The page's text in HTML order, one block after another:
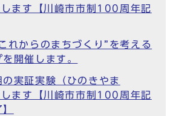
ます【川崎市市制100周年記
れからのまちづくり”を考える
開催します。
実証実験（ひのきやま
ます【川崎市市制100周年記